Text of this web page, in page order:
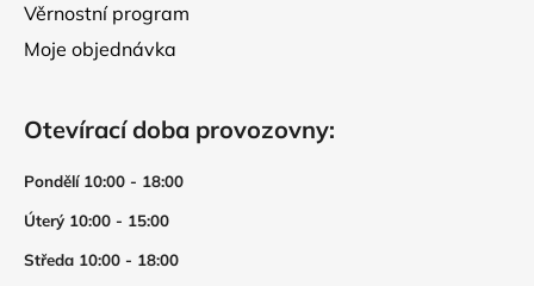
Věrnostní program
Moje objednávka
Otevírací doba provozovny:
Pondělí 10:00 - 18:00
Úterý 10:00 - 15:00
Středa 10:00 - 18:00